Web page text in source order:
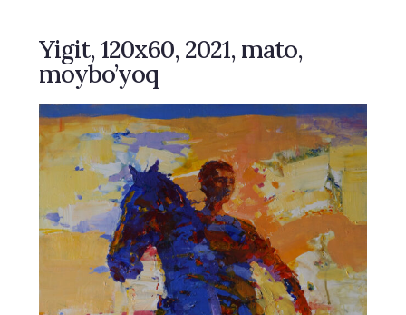
Yigit, 120х60, 2021, mato,
moybo’yoq